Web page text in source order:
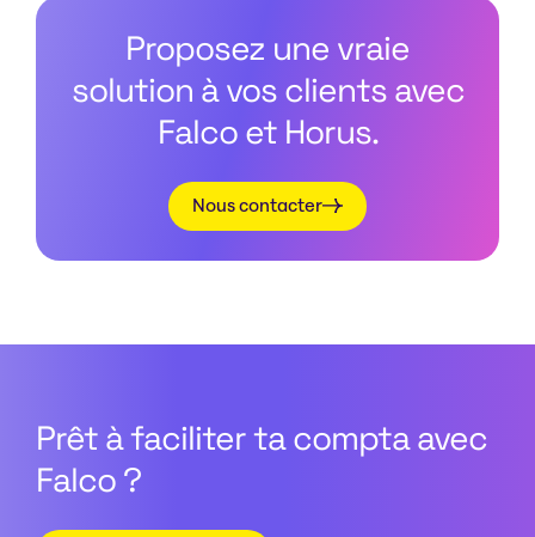
Proposez une vraie
solution à vos clients avec
Falco et Horus.
Nous contacter
Prêt à faciliter ta compta avec
Falco ?